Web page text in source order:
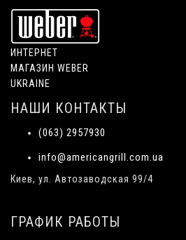
ИНТЕРНЕТ
МАГАЗИН WEBER
UKRAINE
НАШИ КОНТАКТЫ
(063) 2957930
info@americangrill.com.ua
Киев, ул. Автозаводская 99/4
ГРАФИК РАБОТЫ